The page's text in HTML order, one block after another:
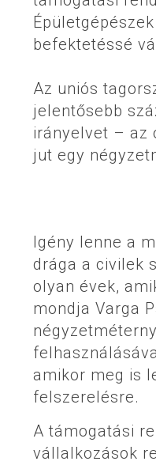
befektetéssé
Az uniós
jelentősebb
irányelvet – az
jut egy
Igény lenne a
drága a civilek
olyan évek,
mondja Varga
amikor meg is
felszerelésre.
A támogatási
vállalkozások